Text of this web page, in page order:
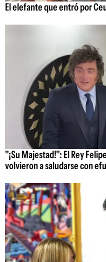
El elefante que entró por
"¡Su Majestad!": El Rey
volvieron a saludarse con